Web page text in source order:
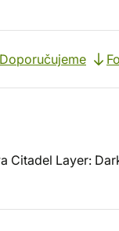
Doporučujeme
Citadel Layer: